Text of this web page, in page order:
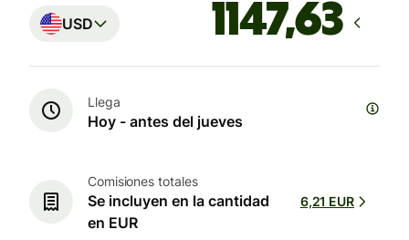
USD
Llega
Hoy - antes del jueves
Comisiones totales
Se incluyen en la cantidad
en EUR
6,21 EUR